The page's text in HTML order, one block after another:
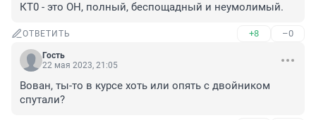
КТ0 - это ОН, полный, беспощадный и неумолимый.
ОТВЕТИТЬ +8 –0
Гость
22 мая 2023, 21:05
Вован, ты-то в курсе хоть или опять с двойником
спутали?